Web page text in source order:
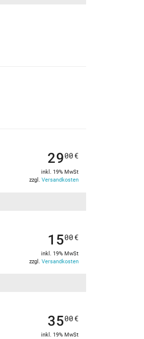
2900 €
inkl. 19% MwSt
zzgl. Versandkosten
1500 €
inkl. 19% MwSt
zzgl. Versandkosten
3500 €
inkl. 19% MwSt